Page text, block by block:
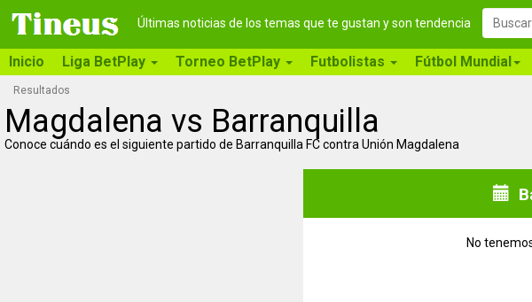
Últimas noticias de los temas que te gustan y son tendencia
Inicio Liga BetPlay Torneo BetPlay Futbolistas Fútbol Mundial
Resultados
Magdalena vs Barranquilla
Conoce cuándo es el siguiente partido de Barranquilla FC contra Unión Magdalena
No